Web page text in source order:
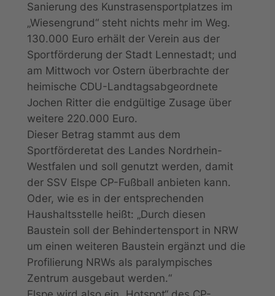
Sanierung des Kunstrasensportplatzes im
„Wiesengrund“ steht nichts mehr im Weg.
130.000 Euro erhält der Verein aus der
Sportförderung der Stadt Lennestadt; und
am Mittwoch vor Ostern überbrachte der
heimische CDU-Landtagsabgeordnete
Jochen Ritter die endgültige Zusage über
weitere 220.000 Euro.
Dieser Betrag stammt aus dem
Sportförderetat des Landes Nordrhein-
Westfalen und soll genutzt werden, damit
der SSV Elspe CP-Fußball anbieten kann.
Oder, wie es in der entsprechenden
Haushaltsstelle heißt: „Durch diesen
Baustein soll der Behindertensport in NRW
um einen weiteren Baustein ergänzt und die
Profilierung NRWs als paralympisches
Zentrum ausgebaut werden.“